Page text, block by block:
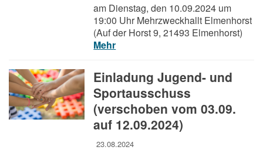
am Dienstag, den 10.09.2024 um
19:00 Uhr Mehrzweckhallt Elmenhorst
(Auf der Horst 9, 21493 Elmenhorst)
Mehr
Einladung Jugend- und
Sportausschuss
(verschoben vom 03.09.
auf 12.09.2024)
23.08.2024